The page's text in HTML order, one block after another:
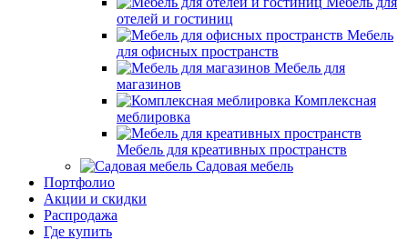
отелей и гостиниц
Мебель
для офисных пространств
Мебель для
магазинов
Комплексная
меблировка
Мебель для креативных пространств
Садовая мебель
Портфолио
Акции и скидки
Распродажа
Где купить